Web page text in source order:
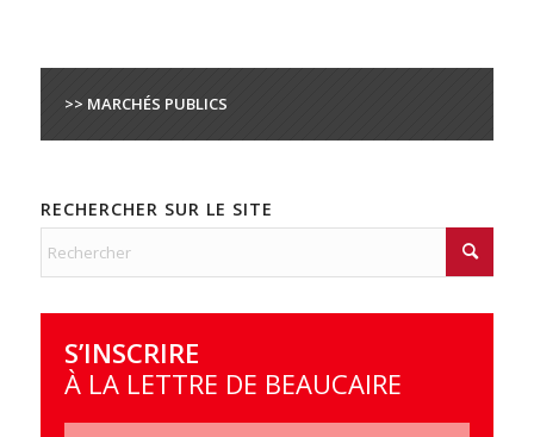
>> MARCHÉS PUBLICS
RECHERCHER SUR LE SITE
S’INSCRIRE
À LA LETTRE DE BEAUCAIRE